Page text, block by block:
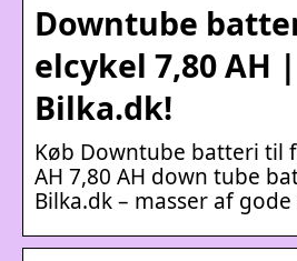
Downtube
elcykel 7,80 AH
Bilka.dk!
Køb Downtube batteri til
AH 7,80 AH down tube
Bilka.dk – masser af